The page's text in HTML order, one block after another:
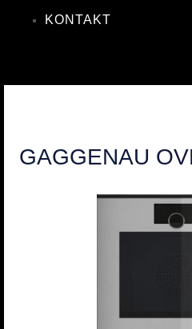
KONTAKT
GAGGENAU